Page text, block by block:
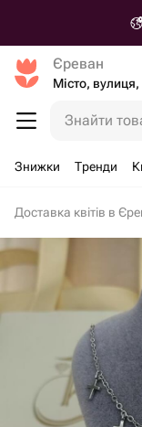
Єреван
Місто,
Знайти
Знижки Тренди
Доставка квітів в